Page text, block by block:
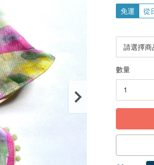
免運 從
數量